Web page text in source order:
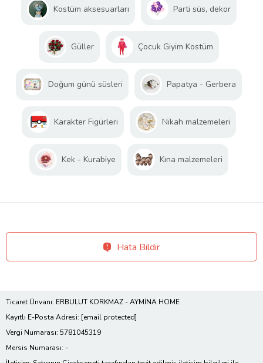
Kostüm aksesuarları Parti süs, dekor
Güller Çocuk Giyim Kostüm
Doğum günü süsleri Papatya - Gerbera
Karakter Figürleri Nikah malzemeleri
Kek - Kurabiye Kına malzemeleri
Hata Bildir
Ticaret Ünvanı: ERBULUT KORKMAZ - AYMİNA HOME
Kayıtlı E-Posta Adresi: [email protected]
Vergi Numarası: 5781045319
Mersis Numarası: -